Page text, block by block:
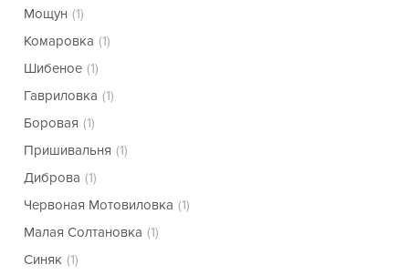
Мощун (1)
Комаровка (1)
Шибеное (1)
Гавриловка (1)
Боровая (1)
Пришивальня (1)
Диброва (1)
Червоная Мотовиловка (1)
Малая Солтановка (1)
Синяк (1)